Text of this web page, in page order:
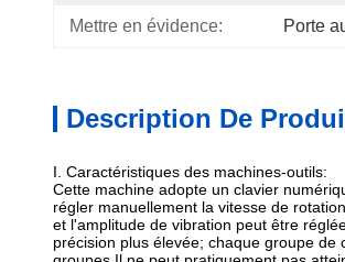
Mettre en évidence: Porte
Description De
I. Caractéristiques des machines-outils:
Cette machine adopte un clavier
régler manuellement la vitesse de
et l'amplitude de vibration peut être
précision plus élevée; chaque groupe